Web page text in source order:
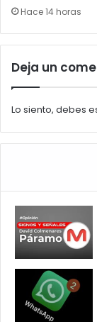
Hace 14 horas
Deja un
Lo siento, debes